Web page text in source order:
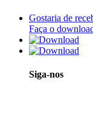
Gostaria de
Faça o
Siga-nos